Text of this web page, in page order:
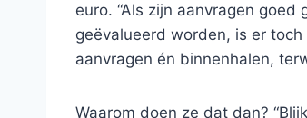
euro. “Als zijn aanvragen
geëvalueerd worden, is er
aanvragen én binnenhalen,
Waarom doen ze dat dan?